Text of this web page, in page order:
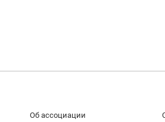
Об ассоциации